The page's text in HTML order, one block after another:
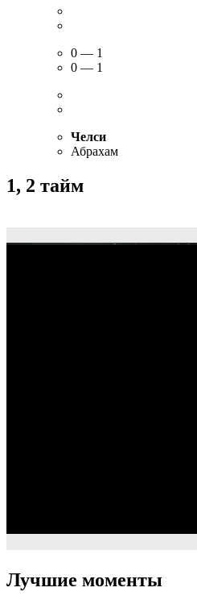
0 — 1
0 — 1
Челси
Абрахам
1, 2 тайм
Лучшие моменты